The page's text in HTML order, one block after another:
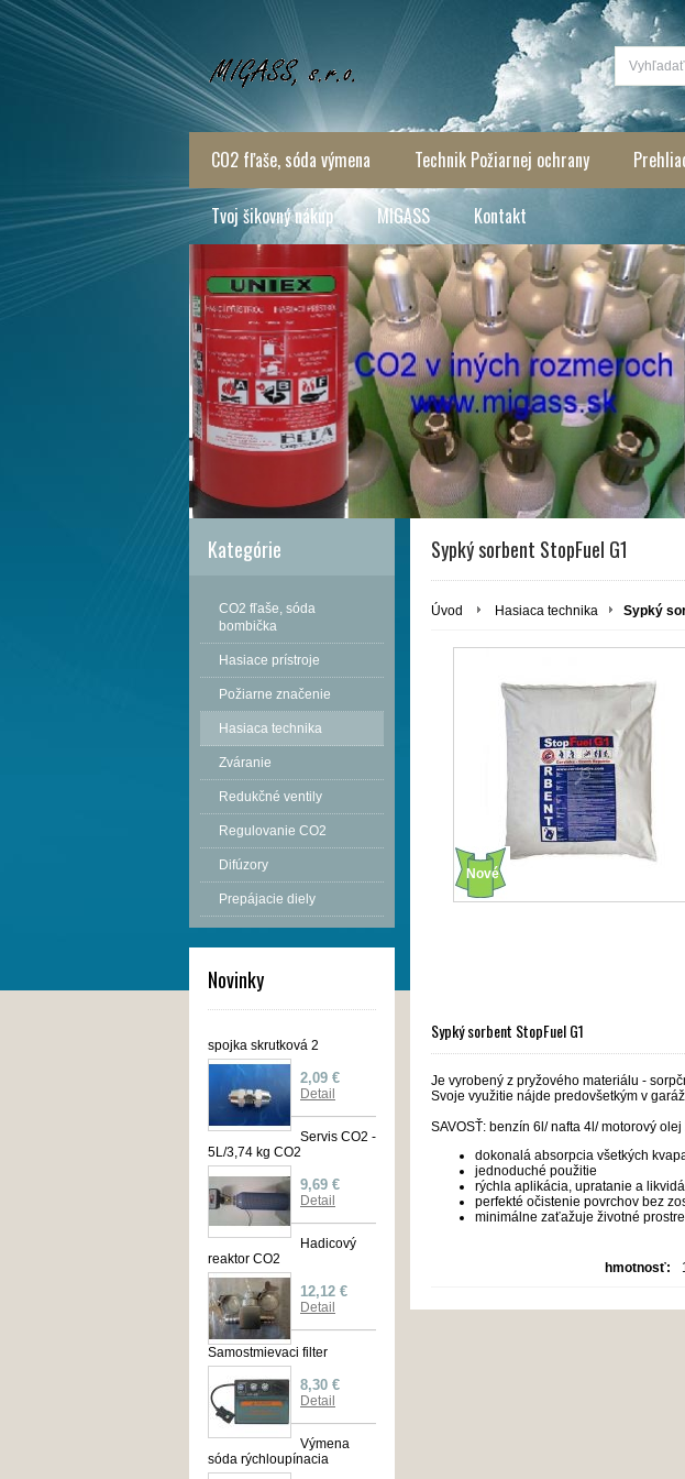
CO2 fľaše, sóda výmena Technik Požiarnej ochrany
Tvoj šikovný nákup MIGASS Kontakt
Kategórie
CO2 fľaše, sóda
bombička
Hasiace prístroje
Požiarne značenie
Hasiaca technika
Zváranie
Redukčné ventily
Regulovanie CO2
Difúzory
Prepájacie diely
Novinky
spojka skrutková 2
2,09 €
Detail
Servis CO2 -
5L/3,74 kg CO2
9,69 €
Detail
Hadicový
reaktor CO2
12,12 €
Detail
Samostmievaci filter
8,30 €
Detail
Výmena
sóda rýchloupínacia
Sypký sorbent StopFuel G1
Úvod Hasiaca technika Sypký
Nové
Sypký sorbent StopFuel G1
Je vyrobený z pryžového materiálu -
Svoje využitie nájde predovšetkým v
SAVOSŤ: benzín 6l/ nafta 4l/ motorový olej
dokonalá absorpcia všetkých
jednoduché použitie
rýchla aplikácia, upratanie a
perfekté očistenie povrchov bez
minimálne zaťažuje životné
hmotnosť: